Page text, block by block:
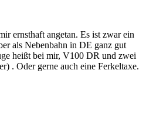
ernsthaft angetan. Es ist zwar ein
als Nebenbahn in DE ganz gut
heißt bei mir, V100 DR und zwei
. Oder gerne auch eine Ferkeltaxe.